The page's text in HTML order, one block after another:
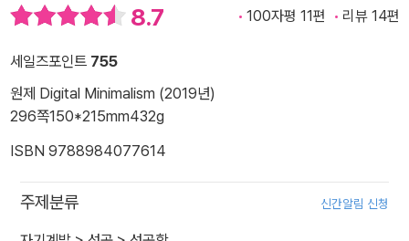
8.7 100자평 11편 리뷰 14편
세일즈포인트 755
원제 Digital Minimalism (2019년)
296쪽150*215mm432g
ISBN 9788984077614
주제분류 신간알림 신청